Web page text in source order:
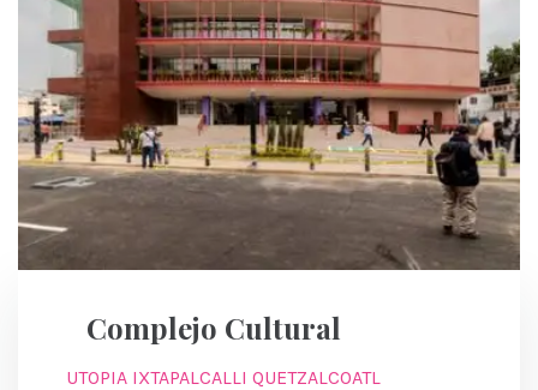
Complejo Cultural
UTOPIA IXTAPALCALLI QUETZALCOATL